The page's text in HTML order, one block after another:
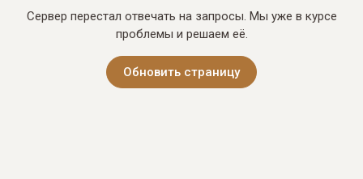
Сервер перестал отвечать на запросы. Мы уже в курсе
проблемы и решаем её.
Обновить страницу